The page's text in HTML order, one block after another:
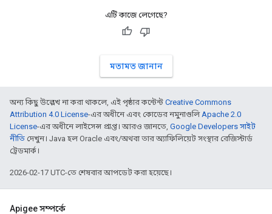
এটি কাজে লেগেছে?
মতামত জানান
অন্য কিছু উল্লেখ না করা থাকলে, এই পৃষ্ঠার কন্টেন্ট Creative Commons
Attribution 4.0 License-এর অধীনে এবং কোডের নমুনাগুলি Apache 2.0
License-এর অধীনে লাইসেন্স প্রাপ্ত। আরও জানতে, Google Developers সাইট
নীতি দেখুন। Java হল Oracle এবং/অথবা তার অ্যাফিলিয়েট সংস্থার রেজিস্টার্ড
ট্রেডমার্ক।
2026-02-17 UTC-তে শেষবার আপডেট করা হয়েছে।
Apigee সম্পর্কে